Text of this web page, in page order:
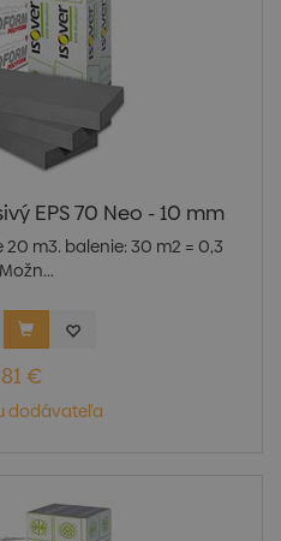
EPS 70 Neo - 10 mm
m3. balenie: 30 m2 = 0,3
€
dodávateľa